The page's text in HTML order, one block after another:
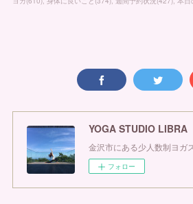
YOGA STUDIO LIBRA
金沢市にある少人数制ヨガ
フォロー